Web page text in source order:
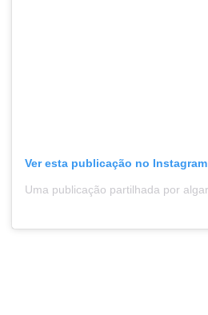
Ver esta publicação no Instagram